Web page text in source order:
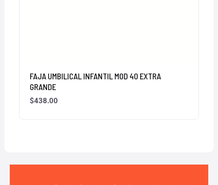
FAJA UMBILICAL INFANTIL MOD 40 EXTRA
GRANDE
$438.00